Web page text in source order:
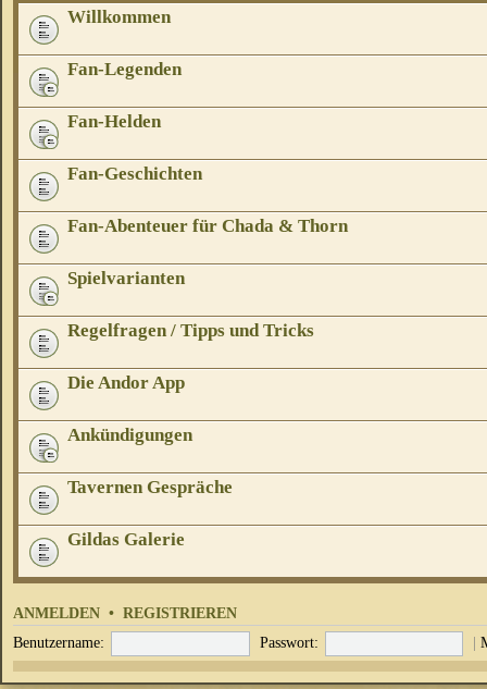
Willkommen
Fan-Legenden
Fan-Helden
Fan-Geschichten
Fan-Abenteuer für Chada & Thorn
Spielvarianten
Regelfragen / Tipps und Tricks
Die Andor App
Ankündigungen
Tavernen Gespräche
Gildas Galerie
ANMELDEN • REGISTRIEREN
Benutzername: Passwort: |